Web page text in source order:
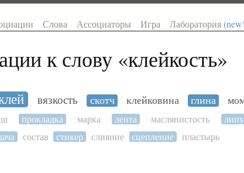
Слова Ассоциаторы Игра Лаборатория
к слову «клейкость»
вязкость скотч клейковина глина
прокладка марка лента маслянистость
состав стикер слияние сцепление пластырь